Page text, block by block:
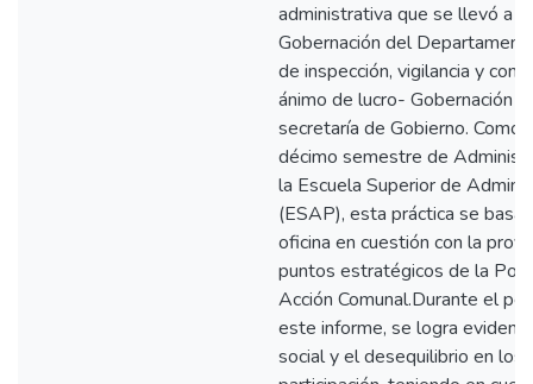
administrativa que se llevó a
Gobernación del
de inspección, vigilancia y
ánimo de lucro- Gobernación
secretaría de Gobierno. Como
décimo semestre de
la Escuela Superior de
(ESAP), esta práctica se basa
oficina en cuestión con la
puntos estratégicos de la
Acción Comunal.Durante el
este informe, se logra
social y el desequilibrio en los